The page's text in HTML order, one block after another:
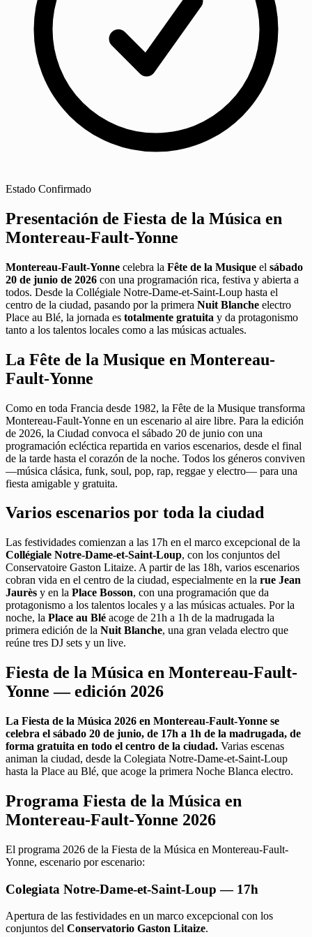
Estado Confirmado
Presentación de Fiesta de la Música en
Montereau-Fault-Yonne
Montereau-Fault-Yonne celebra la Fête de la Musique el sábado
20 de junio de 2026 con una programación rica, festiva y abierta a
todos. Desde la Collégiale Notre-Dame-et-Saint-Loup hasta el
centro de la ciudad, pasando por la primera Nuit Blanche electro
Place au Blé, la jornada es totalmente gratuita y da protagonismo
tanto a los talentos locales como a las músicas actuales.
La Fête de la Musique en Montereau-
Fault-Yonne
Como en toda Francia desde 1982, la Fête de la Musique transforma
Montereau-Fault-Yonne en un escenario al aire libre. Para la edición
de 2026, la Ciudad convoca el sábado 20 de junio con una
programación ecléctica repartida en varios escenarios, desde el final
de la tarde hasta el corazón de la noche. Todos los géneros conviven
—música clásica, funk, soul, pop, rap, reggae y electro— para una
fiesta amigable y gratuita.
Varios escenarios por toda la ciudad
Las festividades comienzan a las 17h en el marco excepcional de la
Collégiale Notre-Dame-et-Saint-Loup, con los conjuntos del
Conservatoire Gaston Litaize. A partir de las 18h, varios escenarios
cobran vida en el centro de la ciudad, especialmente en la rue Jean
Jaurès y en la Place Bosson, con una programación que da
protagonismo a los talentos locales y a las músicas actuales. Por la
noche, la Place au Blé acoge de 21h a 1h de la madrugada la
primera edición de la Nuit Blanche, una gran velada electro que
reúne tres DJ sets y un live.
Fiesta de la Música en Montereau-Fault-
Yonne — edición 2026
La Fiesta de la Música 2026 en Montereau-Fault-Yonne se
celebra el sábado 20 de junio, de 17h a 1h de la madrugada, de
forma gratuita en todo el centro de la ciudad. Varias escenas
animan la ciudad, desde la Colegiata Notre-Dame-et-Saint-Loup
hasta la Place au Blé, que acoge la primera Noche Blanca electro.
Programa Fiesta de la Música en
Montereau-Fault-Yonne 2026
El programa 2026 de la Fiesta de la Música en Montereau-Fault-
Yonne, escenario por escenario:
Colegiata Notre-Dame-et-Saint-Loup — 17h
Apertura de las festividades en un marco excepcional con los
conjuntos del Conservatorio Gaston Litaize.